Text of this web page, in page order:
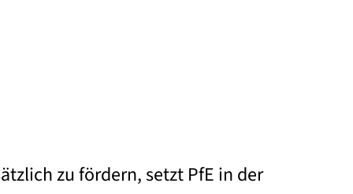
zu fördern, setzt PfE in der